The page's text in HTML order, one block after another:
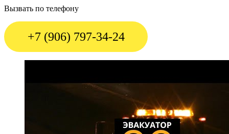
Вызвать по телефону
+7 (906) 797-34-24